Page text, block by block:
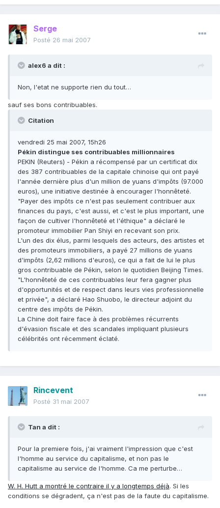
Serge
Posté 26 mai 2007
alex6 a dit :
Non, l'etat ne supporte rien du tout…
sauf ses bons contribuables.
Citation
vendredi 25 mai 2007, 15h26
Pékin distingue ses contribuables millionnaires
PEKIN (Reuters) - Pékin a récompensé par un certificat dix
des 387 contribuables de la capitale chinoise qui ont payé
l'année dernière plus d'un million de yuans d'impôts (97.000
euros), une initiative destinée à encourager l'honnêteté.
"Payer des impôts ce n'est pas seulement contribuer aux
finances du pays, c'est aussi, et c'est le plus important, une
façon de cultiver l'honnêteté et l'éthique" a déclaré le
promoteur immobilier Pan Shiyi en recevant son prix.
L'un des dix élus, parmi lesquels des acteurs, des artistes et
des promoteurs immobiliers, a payé 27 millions de yuans
d'impôts (2,62 millions d'euros), ce qui a fait de lui le plus
gros contribuable de Pékin, selon le quotidien Beijing Times.
"L'honnêteté de ces contribuables leur fera gagner plus
d'opportunités et de respect dans leurs vies professionnelle
et privée", a déclaré Hao Shuobo, le directeur adjoint du
centre des impôts de Pékin.
La Chine doit faire face à des problèmes récurrents
d'évasion fiscale et des scandales impliquant plusieurs
célébrités ont récemment éclaté.
Rincevent
Posté 31 mai 2007
Tan a dit :
Pour la premiere fois, j'ai vraiment l'impression que c'est
l'homme au service du capitalisme, et non pas le
capitalisme au service de l'homme. Ca me perturbe…
W. H. Hutt a montré le contraire il y a longtemps déjà. Si les
conditions se dégradent, ça n'est pas de la faute du capitalisme.